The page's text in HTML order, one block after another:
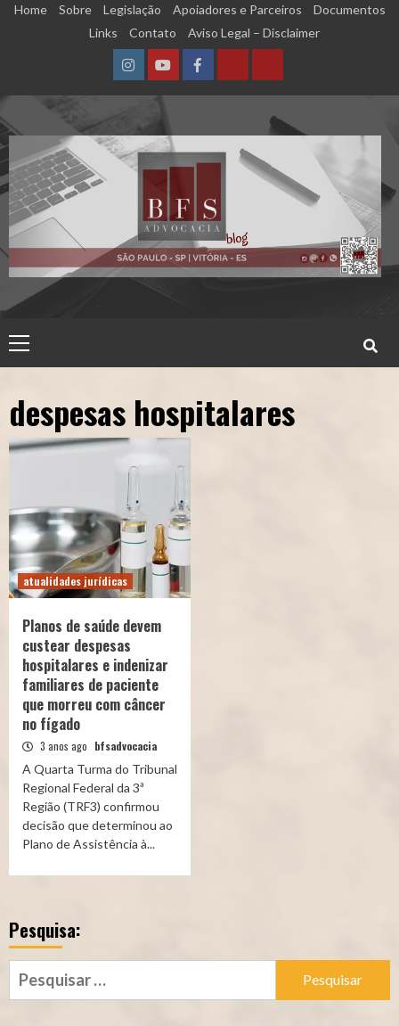
SkipHome Sobre Legislação Apoiadores e Parceiros
Documentos
Links
Contato Aviso Legal – Disclaimer
InstagramYouTubeFacebookCalculadora
Qualidade
de
Segurado
(INSS)
Calculadora
Tempo
de
Contribuição
Menu
despesas hospitalares
atualidades jurídicas
Planos de saúde devem
custear despesas
hospitalares e indenizar
familiares de paciente
que morreu com câncer
no fígado
3 anos ago bfsadvocacia
A Quarta Turma do Tribunal
Regional Federal da 3ª
Região (TRF3) confirmou
decisão que determinou ao
Plano de Assistência à...
Pesquisa:
Pesquisar
por: